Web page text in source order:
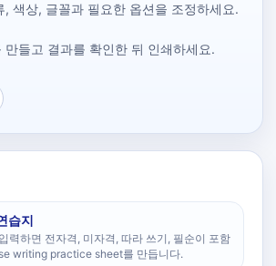
, 색상, 글꼴과 필요한 옵션을 조정하세요.
만들고 결과를 확인한 뒤 인쇄하세요.
습지
력하면 전자격, 미자격, 따라 쓰기, 필순이 포함
writing practice sheet를 만듭니다.